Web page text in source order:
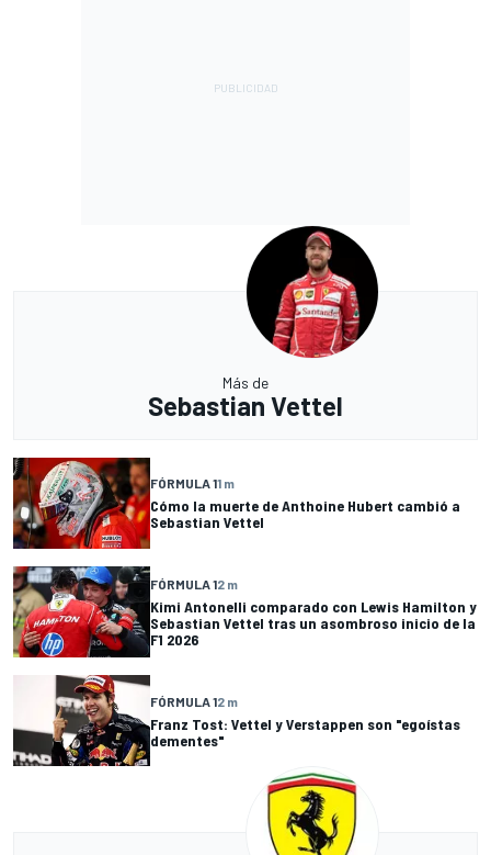
Más de
Sebastian Vettel
FÓRMULA 11 m
Cómo la muerte de Anthoine Hubert cambió a
Sebastian Vettel
FÓRMULA 12 m
Kimi Antonelli comparado con Lewis Hamilton y
Sebastian Vettel tras un asombroso inicio de la
F1 2026
FÓRMULA 12 m
Franz Tost: Vettel y Verstappen son "egoístas
dementes"